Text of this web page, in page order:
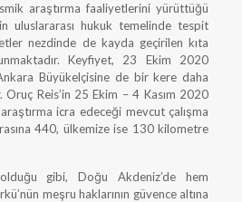
araştırma faaliyetlerini yürüttüğü
uluslararası hukuk temelinde tespit
nezdinde de kayda geçirilen kıta
Keyfiyet, 23 Ekim 2020
Büyükelçisine de bir kere daha
Reis’in 25 Ekim – 4 Kasım 2020
icra edeceği mevcut çalışma
440, ülkemize ise 130 kilometre
gibi, Doğu Akdeniz’de hem
meşru haklarının güvence altına